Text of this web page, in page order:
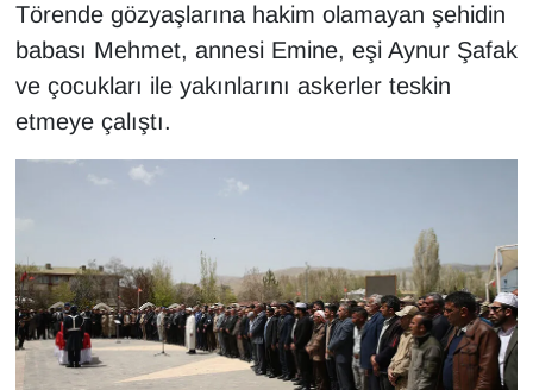
Törende gözyaşlarına hakim olamayan şehidin
babası Mehmet, annesi Emine, eşi Aynur Şafak
ve çocukları ile yakınlarını askerler teskin
etmeye çalıştı.
Sinema - TV
SİYASET
SPOR
TEKNOLOJİ
Turizm